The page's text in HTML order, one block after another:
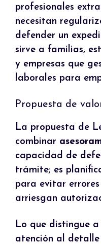
profesionales
necesitan
defender un
sirve a familias,
y empresas que
laborales para
Propuesta de
La propuesta de
combinar
capacidad de
trámite; es
para evitar
arriesgan
Lo que distingue a
atención al